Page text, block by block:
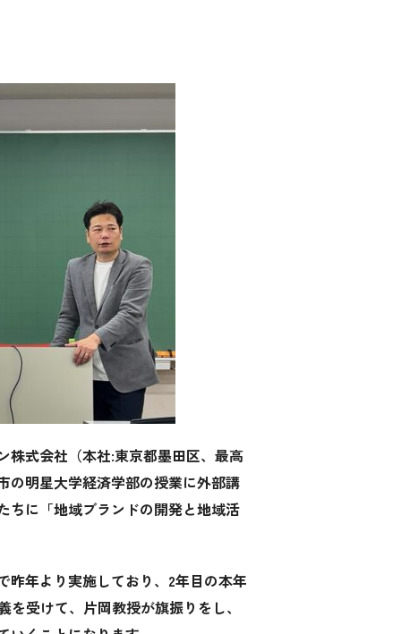
株式会社（本社:東京都墨田区、最高
の明星大学経済学部の授業に外部講
ちに「地域ブランドの開発と地域活
年より実施しており、2年目の本年
受けて、片岡教授が旗振りをし、